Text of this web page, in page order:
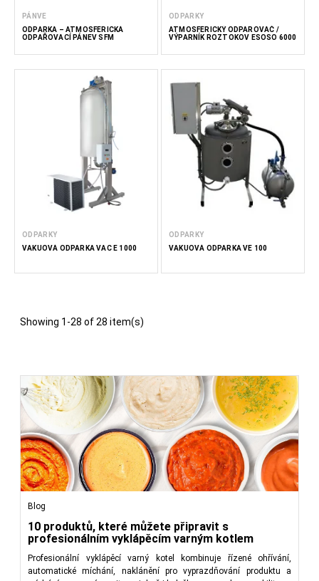
PÁNVE
ODPARKA – ATMOSFÉRICKÁ
ODPAŘOVACÍ PÁNEV SFM
ODPARKY
ATMOSFÉRICKÝ ODPAROVAČ /
VÝPARNÍK ROZTOKOV ESOSO 6000
ODPARKY
VAKUOVÁ ODPARKA VAC E 1000
ODPARKY
VAKUOVÁ ODPARKA VE 100
Showing 1-28 of 28 item(s)
Blog
10 produktů, které můžete připravit s
profesionálním vyklápěcím varným kotlem
Profesionální vyklápěcí varný kotel kombinuje řízené ohřívání,
automatické míchání, naklánění pro vyprazdňování produktu a